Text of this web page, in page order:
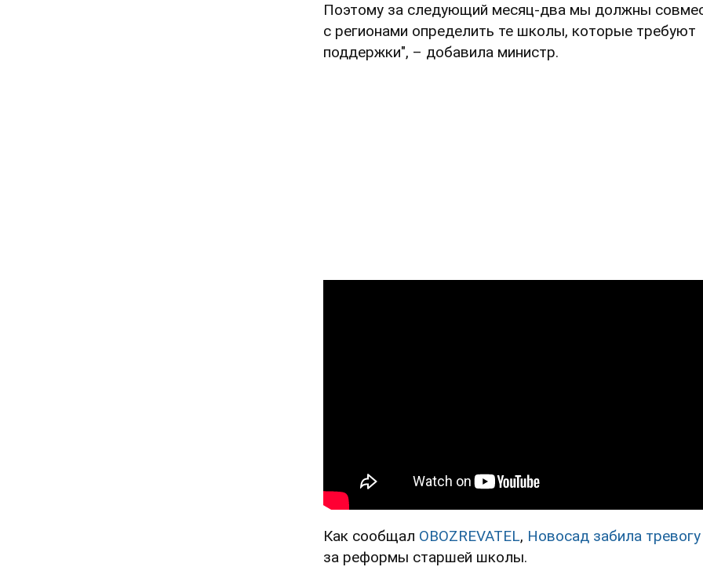
Поэтому за следующий месяц-два мы должны
с регионами определить те школы, которые требуют
поддержки", – добавила министр.
Как сообщал OBOZREVATEL, Новосад забила тревогу
за реформы старшей школы.